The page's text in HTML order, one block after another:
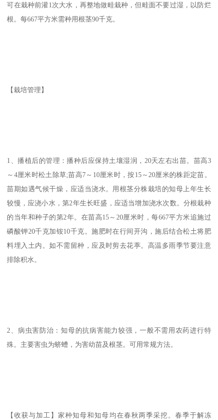
可在栽种前灌1次大水，再整地做畦栽种，但畦面不要过湿，以防烂
根。每667平方米需种用根茎90千克。
【栽培管理】
1、播植后的管理：播种后应保持土壤湿润，20天左右出苗。苗高3
～4厘米时松土除草;苗高7～10厘米时，按15～20厘米的株距定苗。
苗期如遇气候干燥，应适当浇水。用根茎分株栽培的知母上年生长
较慢，应浇小水，第2年生长旺盛，应适当增加浇水次数。分根栽种
的当年和种子的第2年。在苗高15～20厘米时，每667平方米追施过
磷酸钾20千克加铵10千克。施肥时在行间开沟，施后结合松土将肥
料埋入土内。如不需留种，应及时剪去花葶。高温多雨季节要注意
排除积水。
2、病虫害防治：知母的抗病害能力较强，一般不需用农药进行特
殊。主要害虫为蛴螬，为害幼苗及根茎。可用常规方法。
【收获与加工】家种知母和知母均在春秋两季采挖。春季于解冻